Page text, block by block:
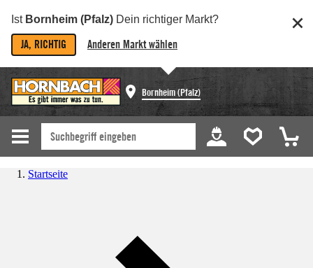
Ist Bornheim (Pfalz) Dein richtiger Markt?
JA, RICHTIG Anderen Markt wählen
Bornheim (Pfalz)
Startseite